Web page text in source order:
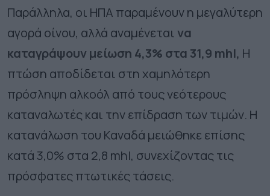
Παράλληλα, οι ΗΠΑ παραμένουν η μεγαλύτερη
αγορά οίνου, αλλά αναμένεται να
καταγράψουν μείωση 4,3% στα 31,9 mhl, Η
πτώση αποδίδεται στη χαμηλότερη
πρόσληψη αλκοόλ από τους νεότερους
καταναλωτές και την επίδραση των τιμών. Η
κατανάλωση του Καναδά μειώθηκε επίσης
κατά 3,0% στα 2,8 mhl, συνεχίζοντας τις
πρόσφατες πτωτικές τάσεις.